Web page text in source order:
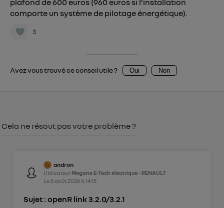
plafond de 600 euros (960 euros si l’installation
comporte un système de pilotage énergétique).
3
Avez vous trouvé ce conseil utile ? Oui Non
Cela ne résout pas votre problème ?
andron
Utilisateur Megane E-Tech électrique - RENAULT
Le 5 août 2026à 14:15
Sujet : openR link 3.2.0/3.2.1
consentement surle portail d’Utiq("
Pour plus d'informations, veuillez consulter